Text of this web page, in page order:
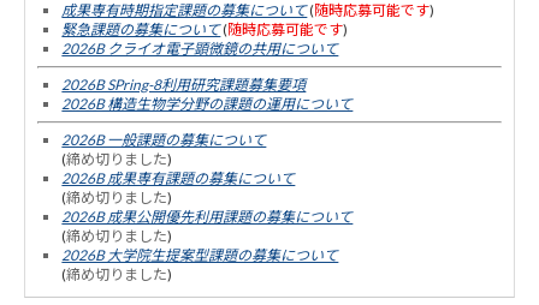
成果専有時期指定課題の募集について(随時応募可能です)
緊急課題の募集について(随時応募可能です)
2026B クライオ電子顕微鏡の共用について
2026B SPring-8利用研究課題募集要項
2026B 構造生物学分野の課題の運用について
2026B 一般課題の募集について
(締め切りました)
2026B 成果専有課題の募集について
(締め切りました)
2026B 成果公開優先利用課題の募集について
(締め切りました)
2026B 大学院生提案型課題の募集について
(締め切りました)